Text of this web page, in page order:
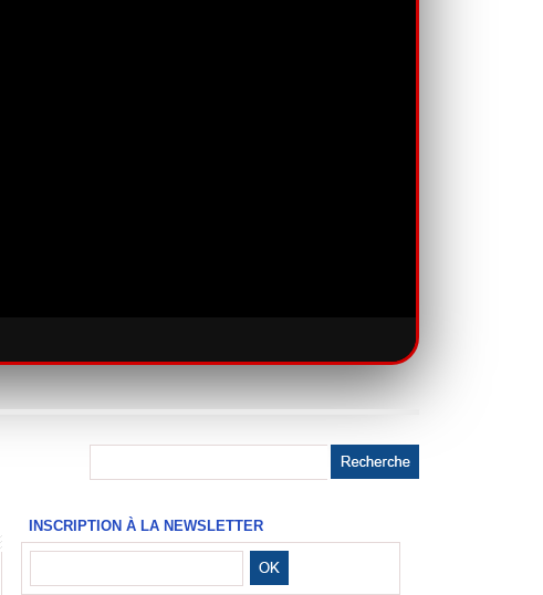
INSCRIPTION À LA NEWSLETTER